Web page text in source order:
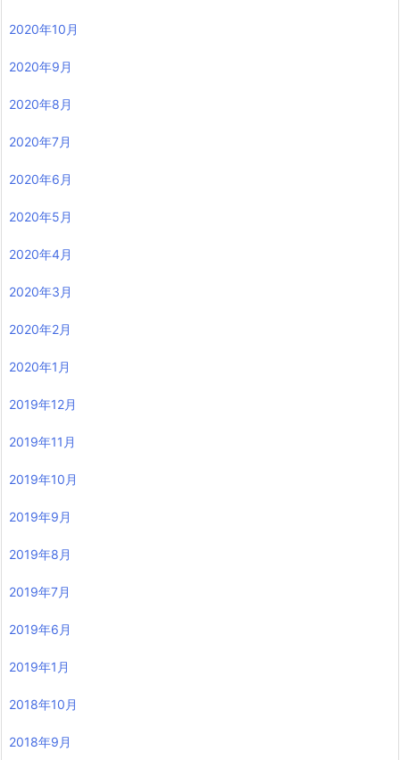
2020年10月
2020年9月
2020年8月
2020年7月
2020年6月
2020年5月
2020年4月
2020年3月
2020年2月
2020年1月
2019年12月
2019年11月
2019年10月
2019年9月
2019年8月
2019年7月
2019年6月
2019年1月
2018年10月
2018年9月